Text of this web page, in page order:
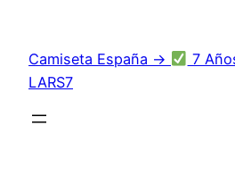
contenido
Camiseta España →
7
LARS7